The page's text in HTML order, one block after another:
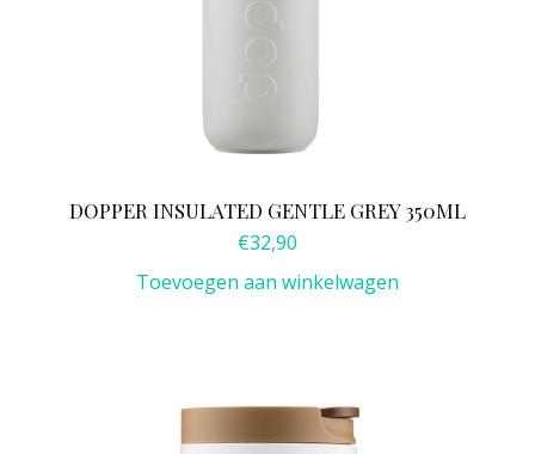
DOPPER INSULATED GENTLE GREY 350ML
€32,90
Toevoegen aan winkelwagen